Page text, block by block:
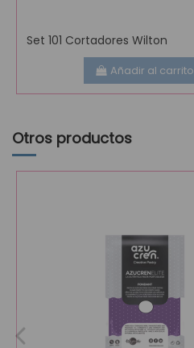
Set 101 Cortadores Wilton
Añadir al carrito
Otros productos